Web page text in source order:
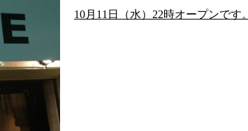
10月11日（水）22時オープンです。